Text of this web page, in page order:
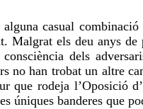
casual
Malgrat els deu anys de
dels
no han trobat un altre
que rodeja l’Oposició
úniques banderes que